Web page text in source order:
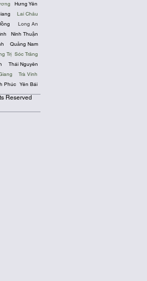
Hưng Yên
Lai Châu
Long An
Ninh Thuận
Quảng Nam
Trị Sóc Trăng
Thái Nguyên
Phúc
Trà Vinh
Yên Bái
Reserved